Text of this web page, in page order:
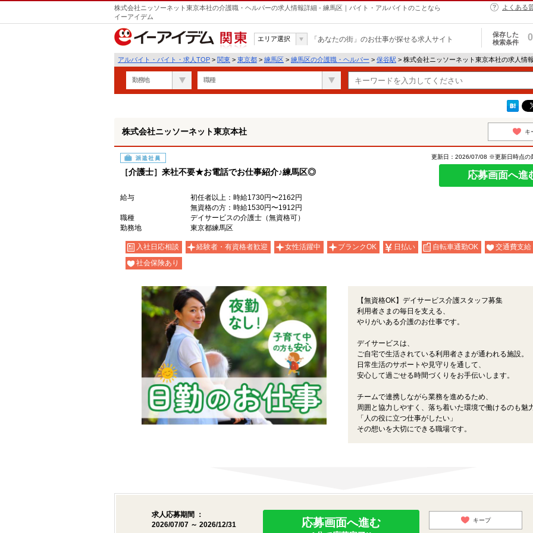
株式会社ニッソーネット東京本社の介護職・ヘルパーの求人情報詳細 - 練馬区｜バイト・アルバイトのことなら
イーアイデム
よくある
関東
エリア選択 「あなたの街」のお仕事が探せる求人サイト
保存した
検索条件
0
アルバイト・バイト・求人TOP > 関東 > 東京都 > 練馬区 > 練馬区の介護職・ヘルパー > 保谷駅 > 株式会社ニッソーネット東京本社の求人情
勤務地 職種
株式会社ニッソーネット東京本社 キ
派遣社員
［介護士］来社不要★お電話でお仕事紹介♪練馬区◎
更新日：2026/07/08 ※更新日時点の
応募画面へ進
給与
初任者以上：時給1730円〜2162円
無資格の方：時給1530円〜1912円
職種
デイサービスの介護士（無資格可）
勤務地
東京都練馬区
入社日応相談 経験者・有資格者歓迎 女性活躍中 ブランクOK 日払い 自転車通勤OK
交通費支給
社会保険あり
【無資格OK】デイサービス介護スタッフ募集
利用者さまの毎日を支える、
やりがいある介護のお仕事です。
デイサービスは、
ご自宅で生活されている利用者さまが通われる施設。
日常生活のサポートや見守りを通して、
安心して過ごせる時間づくりをお手伝いします。
チームで連携しながら業務を進めるため、
周囲と協力しやすく、落ち着いた環境で働けるのも魅
「人の役に立つ仕事がしたい」
その想いを大切にできる職場です。
求人応募期間 ：
2026/07/07 ～ 2026/12/31
応募画面へ進む キープ